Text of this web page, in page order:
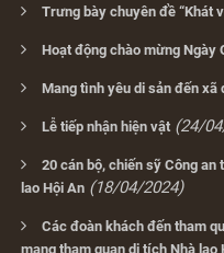
Trưng bày chuyên đề “Khát
Hoạt động chào mừng Ngày
Mang tình yêu di sản đến xã
Lễ tiếp nhận hiện vật (24/
20 cán bộ, chiến sỹ Công an
lao Hội An (18/04/2024)
Các đoàn khách đến tham
mạng tham quan di tích Nhà lao